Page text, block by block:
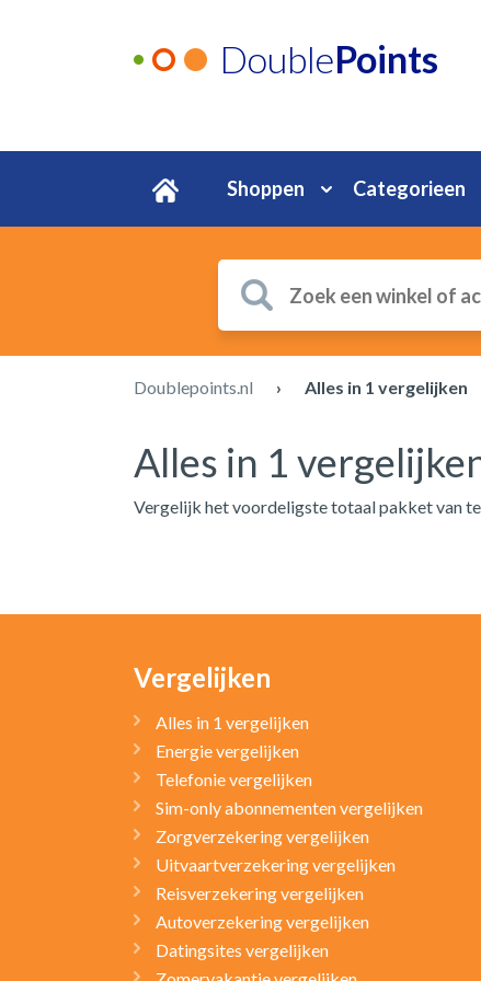
DoublePoints
Shoppen Categorieen
Doublepoints.nl › Alles in 1 vergelijken
Alles in 1
Vergelijk het voordeligste totaal pakket van
Vergelijken
Alles in 1 vergelijken
Energie vergelijken
Telefonie vergelijken
Sim-only abonnementen vergelijken
Zorgverzekering vergelijken
Uitvaartverzekering vergelijken
Reisverzekering vergelijken
Autoverzekering vergelijken
Datingsites vergelijken